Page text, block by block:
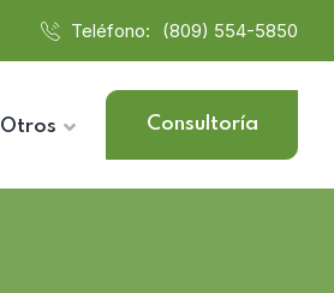
Teléfono: (809) 554-5850
Otros Consultoría